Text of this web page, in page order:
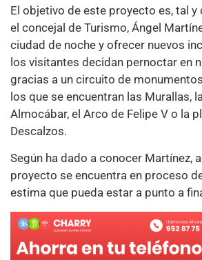
El objetivo de este proyecto es, tal
el concejal de Turismo, Ángel
ciudad de noche y ofrecer nuevos
los visitantes decidan pernoctar en
gracias a un circuito de
los que se encuentran las Murallas,
Almocábar, el Arco de Felipe V o la
Descalzos.
Según ha dado a conocer Martínez,
proyecto se encuentra en proceso
estima que pueda estar a punto a